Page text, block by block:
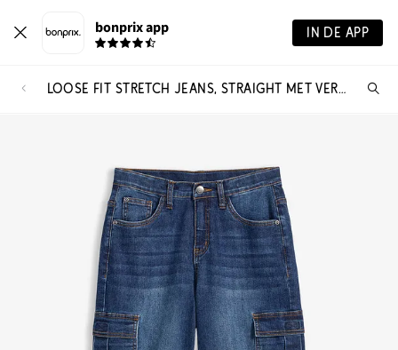
bonprix app IN DE APP
LOOSE FIT STRETCH JEANS, STRAIGHT MET VERSTELBARE TAILLEBAND